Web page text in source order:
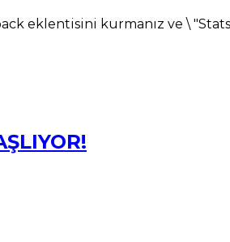
eklentisini kurmanız ve \